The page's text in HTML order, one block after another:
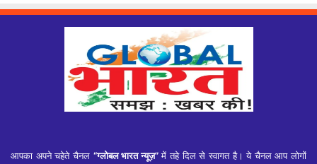
आपका अपने चहेते चैनल “ग्लोबल भारत न्यूज़”में तहे दिल से स्वागत है। ये चैनल आप लोगों